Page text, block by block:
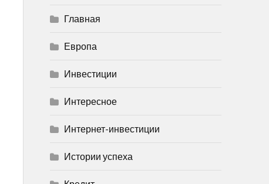
Главная
Европа
Инвестиции
Интересное
Интернет-инвестиции
Истории успеха